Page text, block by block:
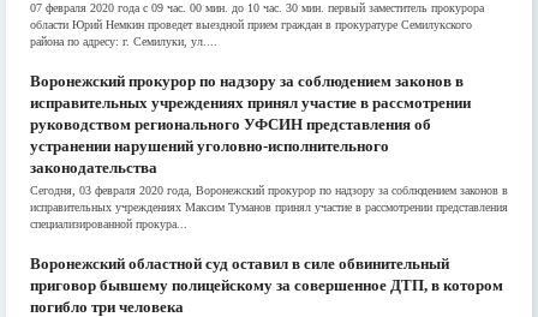
07 февраля 2020 года с 09 час. 00 мин. до 10 час. 30 мин. первый заместитель прокурора
области Юрий Немкин проведет выездной прием граждан в прокуратуре Семилукского
района по адресу: г. Семилуки, ул....
Воронежский прокурор по надзору за соблюдением законов в
исправительных учреждениях принял участие в рассмотрении
руководством регионального УФСИН представления об
устранении нарушений уголовно-исполнительного
законодательства
Сегодня, 03 февраля 2020 года, Воронежский прокурор по надзору за соблюдением законов в
исправительных учреждениях Максим Туманов принял участие в рассмотрении представления
специализированной прокура...
Воронежский областной суд оставил в силе обвинительный
приговор бывшему полицейскому за совершенное ДТП, в котором
погибло три человека